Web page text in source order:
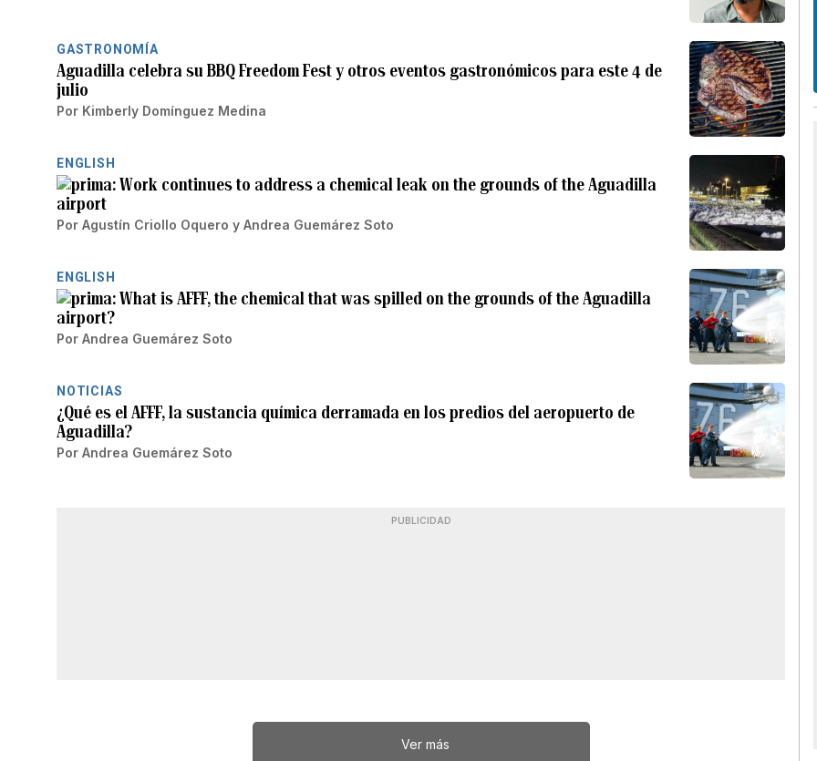
GASTRONOMÍA
Aguadilla celebra su BBQ Freedom Fest y otros eventos gastronómicos para este 4 de
julio
Por Kimberly Domínguez Medina
ENGLISH
Work continues to address a chemical leak on the grounds of the Aguadilla
airport
Por Agustín Criollo Oquero y Andrea Guemárez Soto
ENGLISH
What is AFFF, the chemical that was spilled on the grounds of the Aguadilla
airport?
Por Andrea Guemárez Soto
NOTICIAS
¿Qué es el AFFF, la sustancia química derramada en los predios del aeropuerto de
Aguadilla?
Por Andrea Guemárez Soto
PUBLICIDAD
Ver más